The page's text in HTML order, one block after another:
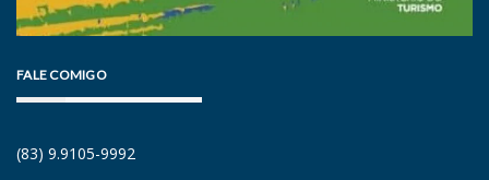
FALE COMIGO
(83) 9.9105-9992